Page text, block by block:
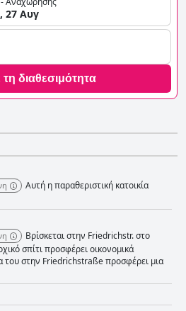
27 Αυγ
τη διαθεσιμότητα
Αυτή η παραθεριστική κατοικία
Βρίσκεται στην Friedrichstr. στο
σπίτι προσφέρει οικονομικά
του στην Friedrichstraße προσφέρει μια